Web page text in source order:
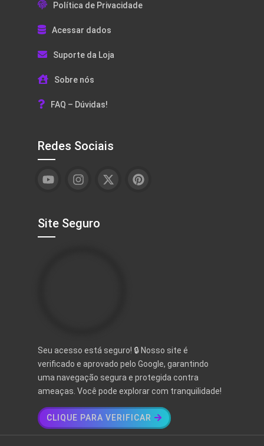
Política de Privacidade
Acessar dados
Suporte da Loja
Sobre nós
FAQ – Dúvidas!
Redes Sociais
Site Seguro
Seu acesso está seguro! 🔒 Nosso site é
verificado e aprovado pelo Google, garantindo
uma navegação segura e protegida contra
ameaças. Você pode explorar com tranquilidade!
CLIQUE PARA VERIFICAR